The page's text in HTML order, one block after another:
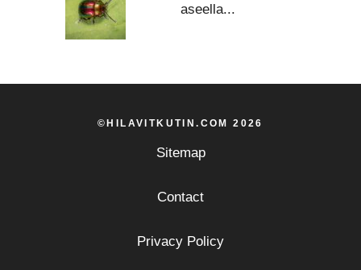
aseella...
©HILAVITKUTIN.COM 2026
Sitemap
Contact
Privacy Policy